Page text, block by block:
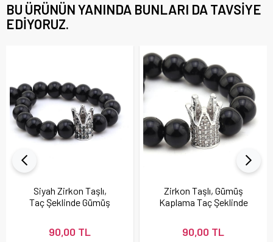
BU ÜRÜNÜN YANINDA BUNLARI DA TAVSIYE
EDIYORUZ.
Siyah Zirkon Taşlı,
Taç Şeklinde Gümüş
90,00 TL
Zirkon Taşlı, Gümüş
Kaplama Taç Şeklinde
90,00 TL